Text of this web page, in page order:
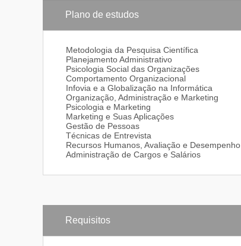
Plano de estudos
Metodologia da Pesquisa Científica
Planejamento Administrativo
Psicologia Social das Organizações
Comportamento Organizacional
Infovia e a Globalização na Informática
Organização, Administração e Marketing
Psicologia e Marketing
Marketing e Suas Aplicações
Gestão de Pessoas
Técnicas de Entrevista
Recursos Humanos, Avaliação e Desempenho
Administração de Cargos e Salários
Requisitos